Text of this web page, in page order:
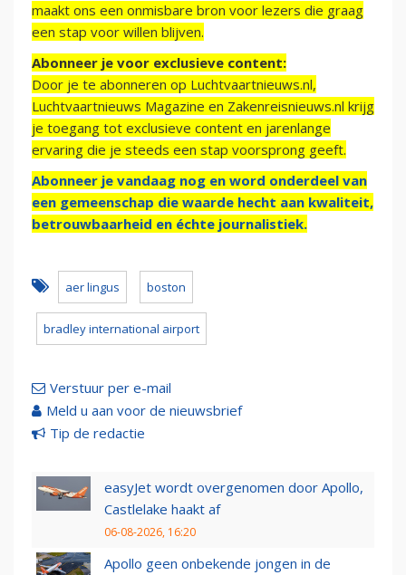
maakt ons een onmisbare bron voor lezers die graag
een stap voor willen blijven.
Abonneer je voor exclusieve content:
Door je te abonneren op Luchtvaartnieuws.nl,
Luchtvaartnieuws Magazine en Zakenreisnieuws.nl krijg
je toegang tot exclusieve content en jarenlange
ervaring die je steeds een stap voorsprong geeft.
Abonneer je vandaag nog en word onderdeel van
een gemeenschap die waarde hecht aan kwaliteit,
betrouwbaarheid en échte journalistiek.
aer lingus boston
bradley international airport
Verstuur per e-mail
Meld u aan voor de nieuwsbrief
Tip de redactie
easyJet wordt overgenomen door Apollo,
Castlelake haakt af
06-08-2026, 16:20
Apollo geen onbekende jongen in de